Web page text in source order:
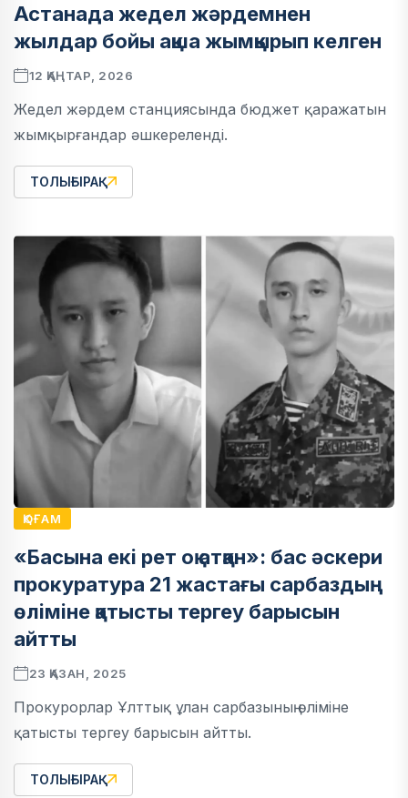
Астанада жедел жәрдемнен
жылдар бойы ақша жымқырып келген
12 ҚАҢТАР, 2026
Жедел жәрдем станциясында бюджет қаражатын
жымқырғандар әшкереленді.
ТОЛЫҒЫРАҚ
ҚОҒАМ
«Басына екі рет оқ атқан»: бас әскери
прокуратура 21 жастағы сарбаздың
өліміне қатысты тергеу барысын
айтты
23 ҚАЗАН, 2025
Прокурорлар Ұлттық ұлан сарбазының өліміне
қатысты тергеу барысын айтты.
ТОЛЫҒЫРАҚ